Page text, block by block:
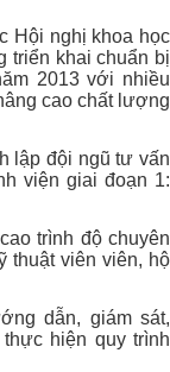
Hội nghị khoa học
triển khai chuẩn bị
2013 với nhiều
cao chất lượng
lập đội ngũ tư vấn
viện giai đoạn 1:
trình độ chuyên
thuật viên viên, hộ
dẫn, giám sát,
hiện quy trình